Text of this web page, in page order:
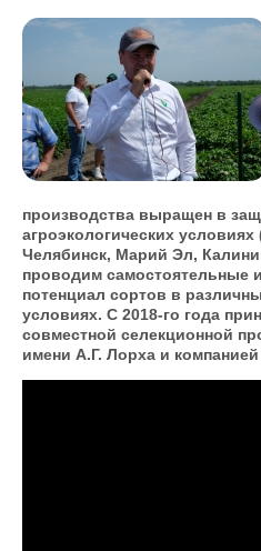
производства выращен в
агроэкологических
Челябинск, Марий Эл,
проводим самостоятельные
потенциал сортов в
условиях. С 2018-го года
совместной селекционной
имени А.Г. Лорха и